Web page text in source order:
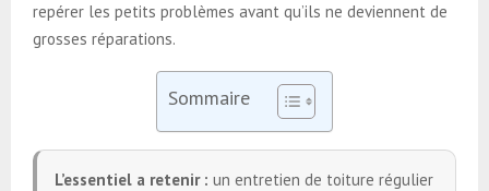
repérer les petits problèmes avant qu’ils ne deviennent de
grosses réparations.
Sommaire
L’essentiel a retenir : un entretien de toiture régulier